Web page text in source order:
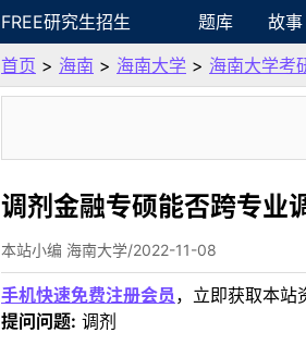
FREE研究生招生 题库 故事
首页 > 海南 > 海南大学 > 海南大学考
调剂金融专硕能否跨专业
本站小编 海南大学/2022-11-08
手机快速免费注册会员 ，立即获取本站
提问问题: 调剂